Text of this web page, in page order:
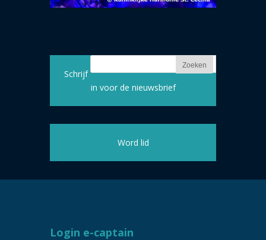
Schrijf
in voor de nieuwsbrief
Word lid
Login e-captain